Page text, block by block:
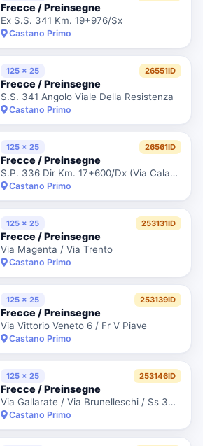
Frecce / Preinsegne
Ex S.S. 341 Km. 19+976/Sx
Castano Primo
125 x 25 26551ID
Frecce / Preinsegne
S.S. 341 Angolo Viale Della Resistenza
Castano Primo
125 x 25 26561ID
Frecce / Preinsegne
S.P. 336 Dir Km. 17+600/Dx (Via Calamandrei)
Castano Primo
125 x 25 253131ID
Frecce / Preinsegne
Via Magenta / Via Trento
Castano Primo
125 x 25 253139ID
Frecce / Preinsegne
Via Vittorio Veneto 6 / Fr V Piave
Castano Primo
125 x 25 253146ID
Frecce / Preinsegne
Via Gallarate / Via Brunelleschi / Ss 341 Km. 19+830 Lato Dx
Castano Primo